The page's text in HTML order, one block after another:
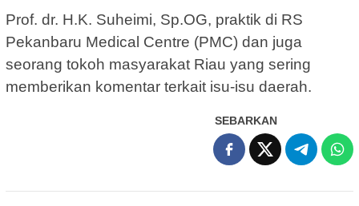
Prof. dr. H.K. Suheimi, Sp.OG, praktik di RS
Pekanbaru Medical Centre (PMC) dan juga
seorang tokoh masyarakat Riau yang sering
memberikan komentar terkait isu-isu daerah.
SEBARKAN